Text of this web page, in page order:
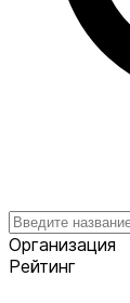
Организация
Рейтинг